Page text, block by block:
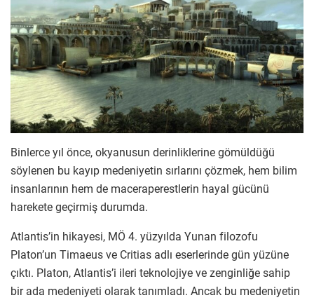
Binlerce yıl önce, okyanusun derinliklerine gömüldüğü
söylenen bu kayıp medeniyetin sırlarını çözmek, hem bilim
insanlarının hem de maceraperestlerin hayal gücünü
harekete geçirmiş durumda.
Atlantis’in hikayesi, MÖ 4. yüzyılda Yunan filozofu
Platon’un Timaeus ve Critias adlı eserlerinde gün yüzüne
çıktı. Platon, Atlantis’i ileri teknolojiye ve zenginliğe sahip
bir ada medeniyeti olarak tanımladı. Ancak bu medeniyetin